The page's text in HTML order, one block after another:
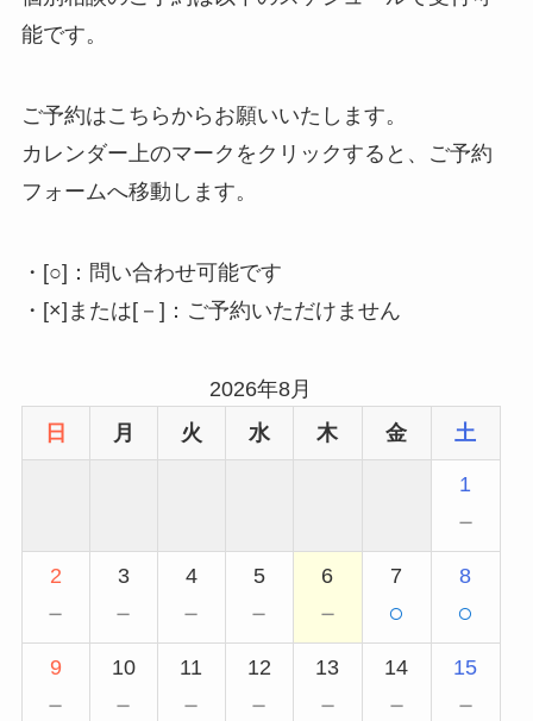
能です。
ご予約はこちらからお願いいたします。
カレンダー上のマークをクリックすると、ご予約
フォームへ移動します。
・[○]：問い合わせ可能です
・[×]または[－]：ご予約いただけません
2026年8月
日
月 火 水 木 金 土
1
－
2
－
3
－
4
－
5
－
6
－
7
○
8
○
9
－
10
－
11
－
12
－
13
－
14
－
15
－